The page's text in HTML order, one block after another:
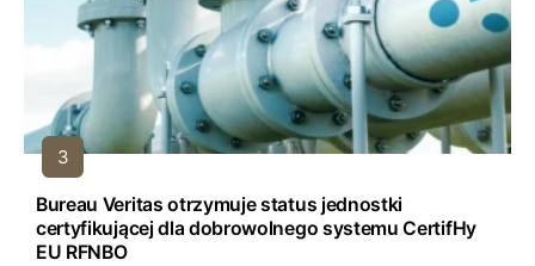
Bureau Veritas otrzymuje status jednostki
certyfikującej dla dobrowolnego systemu CertifHy
EU RFNBO